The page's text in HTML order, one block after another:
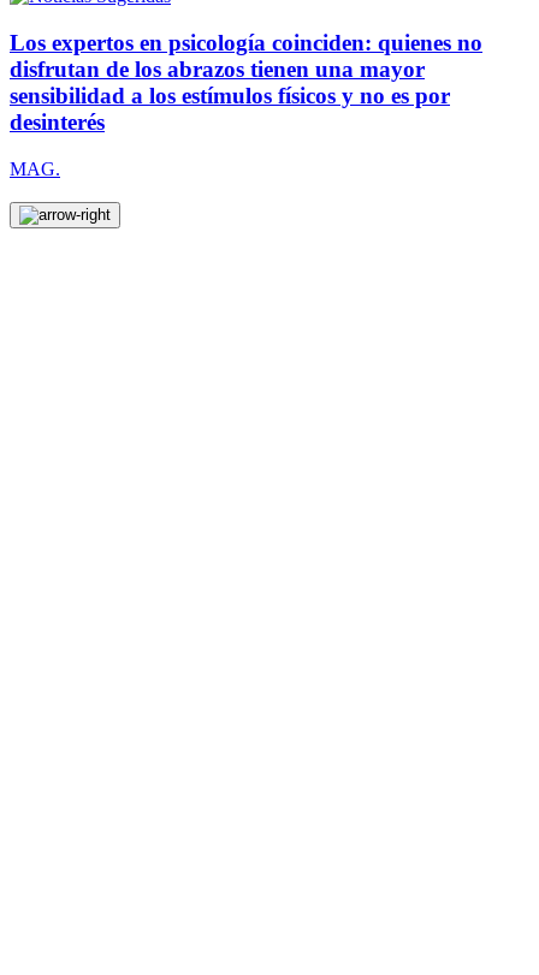
Los expertos en psicología coinciden: quienes no
disfrutan de los abrazos tienen una mayor
sensibilidad a los estímulos físicos y no es por
desinterés
MAG.